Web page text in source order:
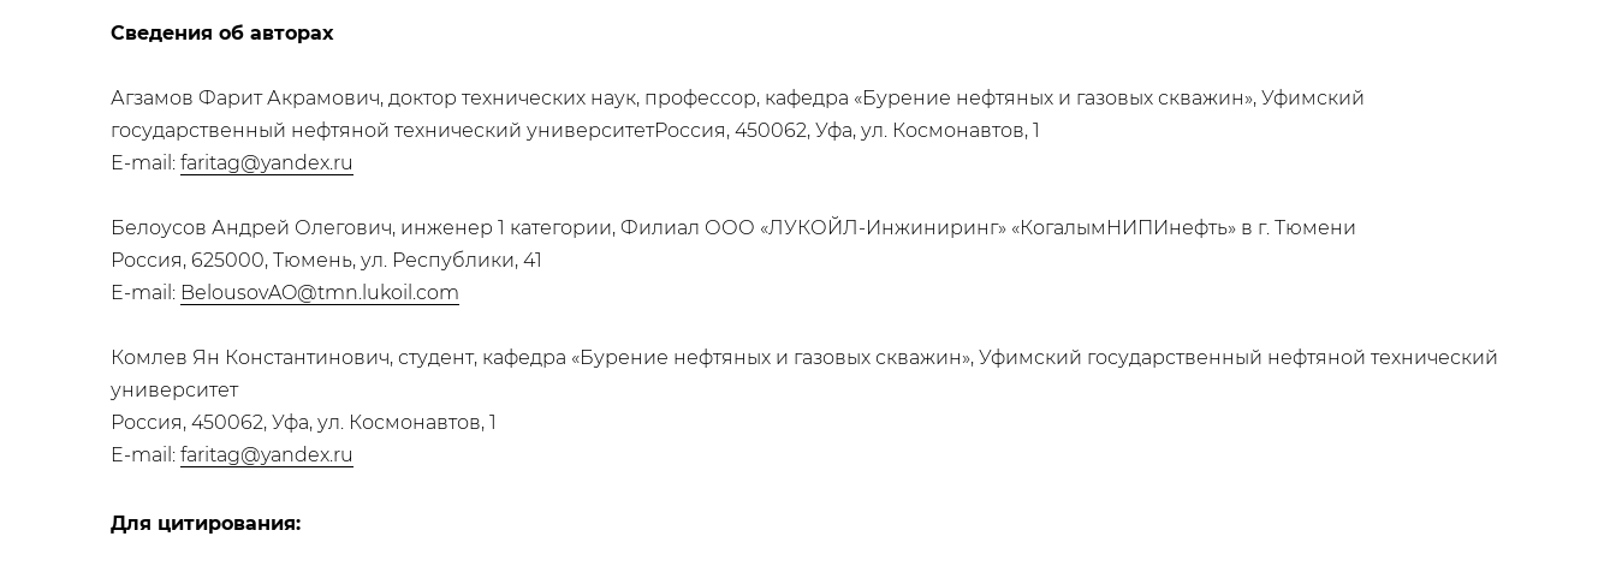
Сведения об авторах
Агзамов Фарит Акрамович, доктор технических наук, профессор, кафедра «Бурение нефтяных и газовых скважин», Уфимский
государственный нефтяной технический университетРоссия, 450062, Уфа, ул. Космонавтов, 1
E-mail: faritag@yandex.ru
Белоусов Андрей Олегович, инженер 1 категории, Филиал ООО «ЛУКОЙЛ-Инжиниринг» «КогалымНИПИнефть» в г. Тюмени
Россия, 625000, Тюмень, ул. Республики, 41
E-mail: BelousovAO@tmn.lukoil.com
Комлев Ян Константинович, студент, кафедра «Бурение нефтяных и газовых скважин», Уфимский государственный нефтяной технический
университет
Россия, 450062, Уфа, ул. Космонавтов, 1
E-mail: faritag@yandex.ru
Для цитирования: